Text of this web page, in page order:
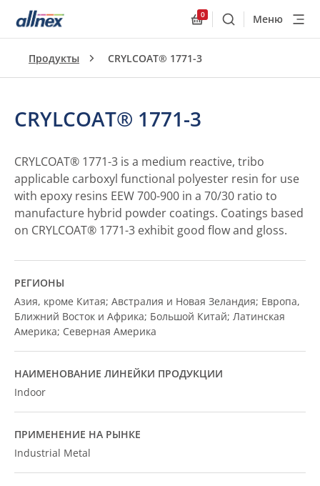
0
ПоискМеню
Продукты CRYLCOAT® 1771-3
CRYLCOAT® 1771-3
CRYLCOAT® 1771-3 is a medium reactive, tribo
applicable carboxyl functional polyester resin for use
with epoxy resins EEW 700-900 in a 70/30 ratio to
manufacture hybrid powder coatings. Coatings based
on CRYLCOAT® 1771-3 exhibit good flow and gloss.
РЕГИОНЫ
Азия, кроме Китая; Австралия и Новая Зеландия; Европа,
Ближний Восток и Африка; Большой Китай; Латинская
Америка; Северная Америка
НАИМЕНОВАНИЕ ЛИНЕЙКИ ПРОДУКЦИИ
Indoor
ПРИМЕНЕНИЕ НА РЫНКЕ
Industrial Metal